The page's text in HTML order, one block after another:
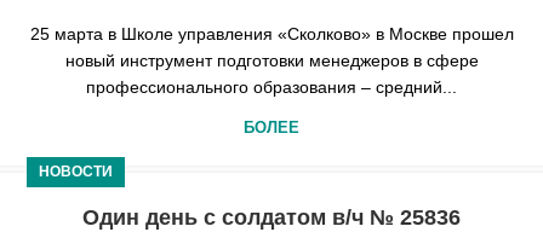
25 марта в Школе управления «Сколково» в Москве прошел
новый инструмент подготовки менеджеров в сфере
профессионального образования – средний...
БОЛЕЕ
НОВОСТИ
Один день с солдатом в/ч № 25836